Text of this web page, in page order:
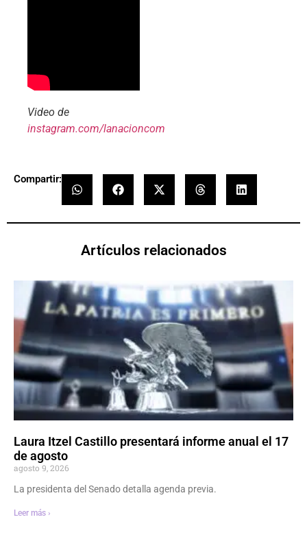
Video de
instagram.com/lanacioncom
Compartir:
Artículos relacionados
Laura Itzel Castillo presentará informe anual el 17
de agosto
agosto 9, 2026
La presidenta del Senado detalla agenda previa.
Leer más ›